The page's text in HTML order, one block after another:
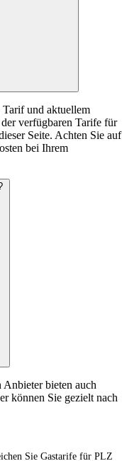
Tarif und aktuellem
verfügbaren Tarife für
Seite. Achten Sie auf
bei Ihrem
bieten auch
können Sie gezielt nach
Sie Gastarife für PLZ